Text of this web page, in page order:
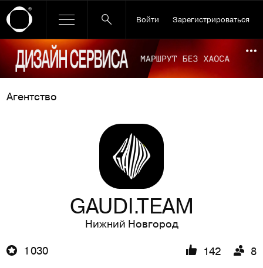
Войти Зарегистрироваться
Ссылка баннера
Агентство
GAUDI.TEAM
Нижний Новгород
1 030
142 8